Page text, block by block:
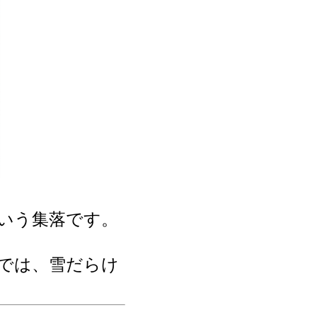
う集落です。
は、雪だらけ